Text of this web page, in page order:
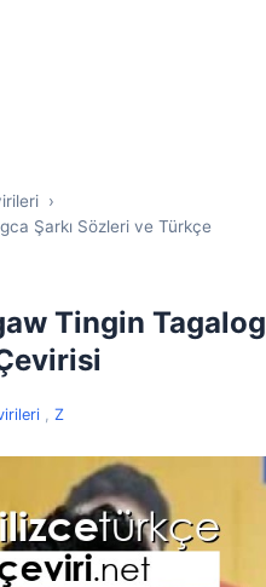
Şarkı Sözleri ve Türkçe
Tingin
, Z